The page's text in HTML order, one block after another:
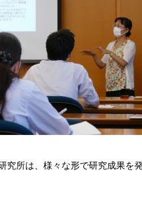
究所は、様々な形で研究成果を